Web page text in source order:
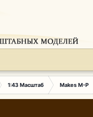
1:43 Масштаб Makes M-P